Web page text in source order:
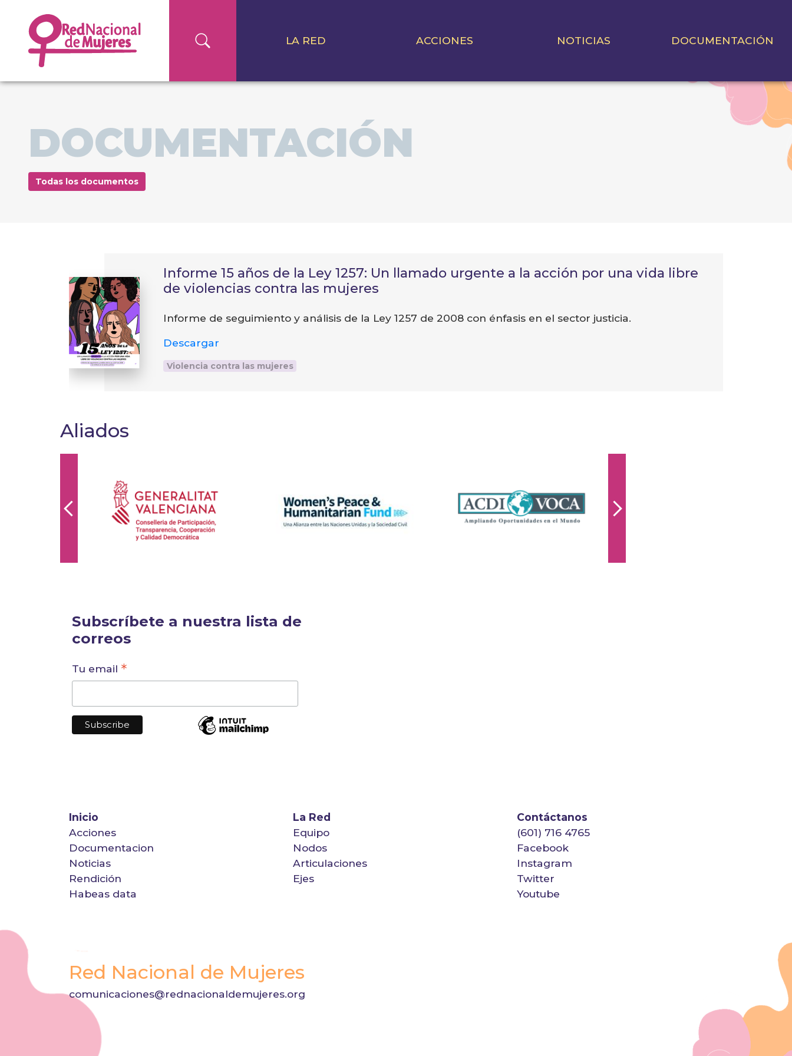
LA RED ACCIONES NOTICIAS DOCUMENTACIÓN
DOCUMENTACIÓN
Todas los documentos
Informe 15 años de la Ley 1257: Un llamado urgente a la acción por una vida libre
de violencias contra las mujeres
Informe de seguimiento y análisis de la Ley 1257 de 2008 con énfasis en el sector justicia.
Descargar
Violencia contra las mujeres
Aliados
Subscríbete a nuestra lista de
correos
Tu email *
Inicio
Acciones
Documentacion
Noticias
Rendición
Habeas data
La Red
Equipo
Nodos
Articulaciones
Ejes
Contáctanos
(601) 716 4765
Facebook
Instagram
Twitter
Youtube
Red Nacional de Mujeres
comunicaciones@rednacionaldemujeres.org